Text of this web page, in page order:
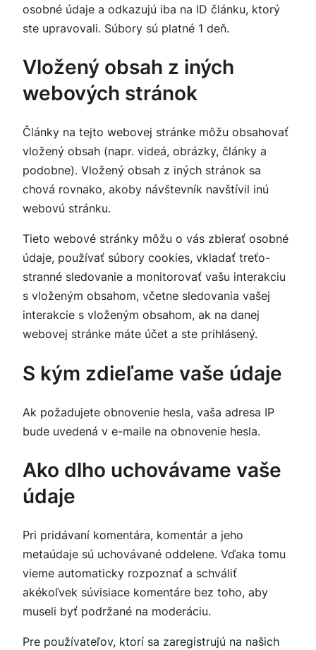
osobné údaje a odkazujú iba na ID článku, ktorý
ste upravovali. Súbory sú platné 1 deň.
Vložený obsah z iných
webových stránok
Články na tejto webovej stránke môžu obsahovať
vložený obsah (napr. videá, obrázky, články a
podobne). Vložený obsah z iných stránok sa
chová rovnako, akoby návštevník navštívil inú
webovú stránku.
Tieto webové stránky môžu o vás zbierať osobné
údaje, používať súbory cookies, vkladať treťo-
stranné sledovanie a monitorovať vašu interakciu
s vloženým obsahom, včetne sledovania vašej
interakcie s vloženým obsahom, ak na danej
webovej stránke máte účet a ste prihlásený.
S kým zdieľame vaše údaje
Ak požadujete obnovenie hesla, vaša adresa IP
bude uvedená v e-maile na obnovenie hesla.
Ako dlho uchovávame vaše
údaje
Pri pridávaní komentára, komentár a jeho
metaúdaje sú uchovávané oddelene. Vďaka tomu
vieme automaticky rozpoznať a schváliť
akékoľvek súvisiace komentáre bez toho, aby
museli byť podržané na moderáciu.
Pre používateľov, ktorí sa zaregistrujú na našich